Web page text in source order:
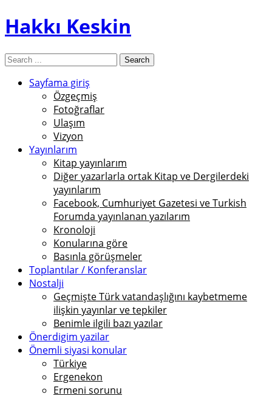
Hakkı Keskin
Sayfama giriş
Özgeçmiş
Fotoğraflar
Ulaşım
Vizyon
Yayınlarım
Kitap yayınlarım
Diğer yazarlarla ortak Kitap ve Dergilerdeki
yayınlarım
Facebook, Cumhuriyet Gazetesi ve Turkish
Forumda yayınlanan yazılarım
Kronoloji
Konularına göre
Basınla görüşmeler
Toplantılar / Konferanslar
Nostalji
Geçmişte Türk vatandaşlığını kaybetmeme
ilişkin yayınlar ve tepkiler
Benimle ilgili bazı yazılar
Önerdigim yazilar
Önemli siyasi konular
Türkiye
Ergenekon
Ermeni sorunu